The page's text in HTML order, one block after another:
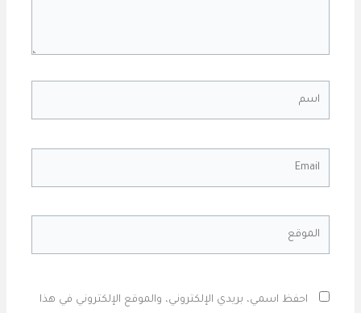
احفظ اسمي، بريدي الإلكتروني، والموقع الإلكتروني في هذا